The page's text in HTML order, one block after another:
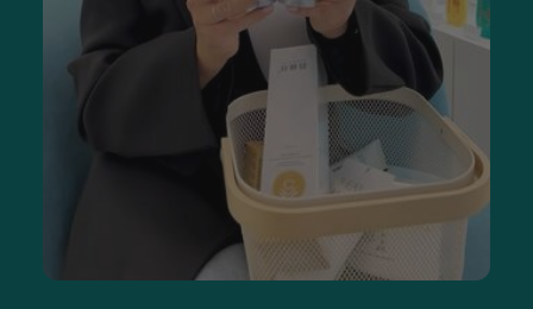
протезами. Они обеспечивают надлежащую гигиену
полости рта людей, носящих протезы. Продукты компании
для ухода за ними отличаются эффективностью очищения и
ухода за состоянием зубного протеза. Они обладают
антибактериальным действием и не повреждают
поверхность пластиковых или акриловых протезов.
Компания Курапрокс также выпускает таблетки для
растворения зубного налета. Они окрашивают его, делая
видимым, что дает пациенту полное представление об
Межзубные ершики и зубная нить